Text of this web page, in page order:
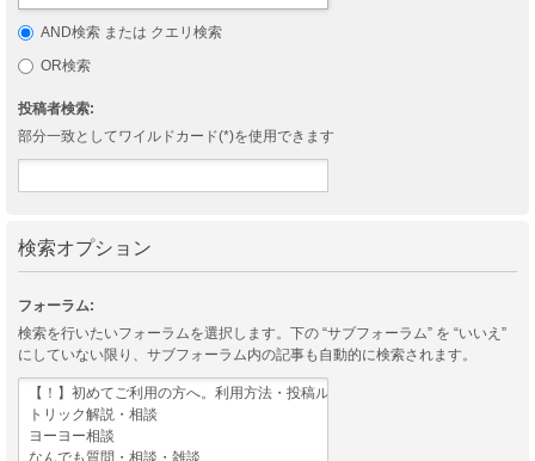
AND検索 または クエリ検索
OR検索
投稿者検索:
部分一致としてワイルドカード(*)を使用できます
検索オプション
フォーラム:
検索を行いたいフォーラムを選択します。下の “サブフォーラム” を “いいえ”
にしていない限り、サブフォーラム内の記事も自動的に検索されます。